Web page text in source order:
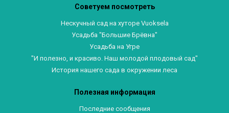
Советуем посмотреть
Нескучный сад на хуторе Vuoksela
Усадьба "Большие Брёвна"
Усадьба на Угре
"И полезно, и красиво. Наш молодой плодовый сад"
История нашего сада в окружении леса
Полезная информация
Последние сообщения